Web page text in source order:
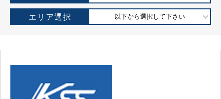
エリア選択 以下から選択して下さい